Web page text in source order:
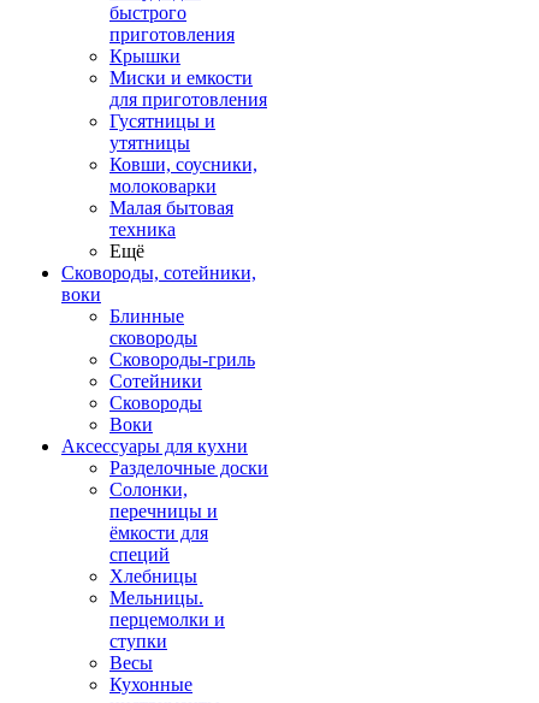
быстрого
приготовления
Крышки
Миски и емкости
для приготовления
Гусятницы и
утятницы
Ковши, соусники,
молоковарки
Малая бытовая
техника
Ещё
Сковороды, сотейники,
воки
Блинные
сковороды
Сковороды-гриль
Сотейники
Сковороды
Воки
Аксессуары для кухни
Разделочные доски
Солонки,
перечницы и
ёмкости для
специй
Хлебницы
Мельницы.
перцемолки и
ступки
Весы
Кухонные